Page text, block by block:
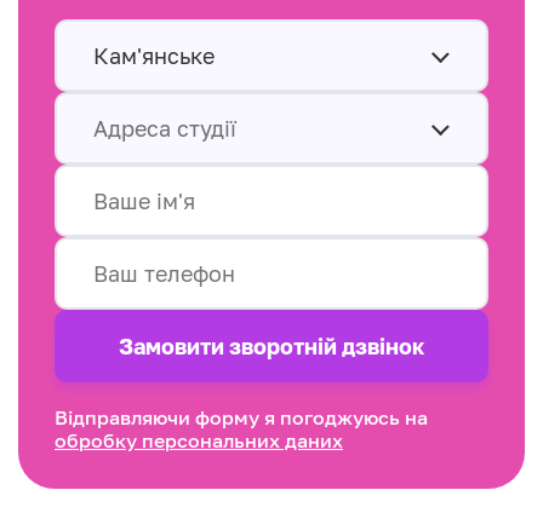
Кам'янське
Адреса студії
Замовити зворотнiй дзвінок
Відправляючи форму я погоджуюсь на
обробку персональних даних